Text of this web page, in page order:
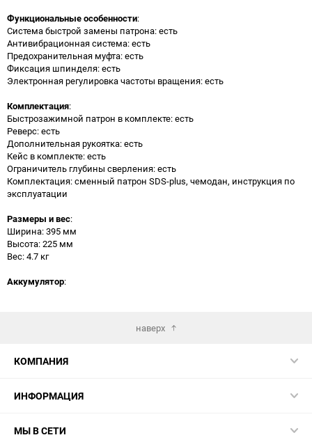
Функциональные особенности:
Система быстрой замены патрона: есть
Антивибрационная система: есть
Предохранительная муфта: есть
Фиксация шпинделя: есть
Электронная регулировка частоты вращения: есть
Комплектация:
Быстрозажимной патрон в комплекте: есть
Реверс: есть
Дополнительная рукоятка: есть
Кейс в комплекте: есть
Ограничитель глубины сверления: есть
Комплектация: сменный патрон SDS-plus, чемодан, инструкция по
эксплуатации
Размеры и вес:
Ширина: 395 мм
Высота: 225 мм
Вес: 4.7 кг
Аккумулятор:
наверх
КОМПАНИЯ
ИНФОРМАЦИЯ
МЫ В СЕТИ